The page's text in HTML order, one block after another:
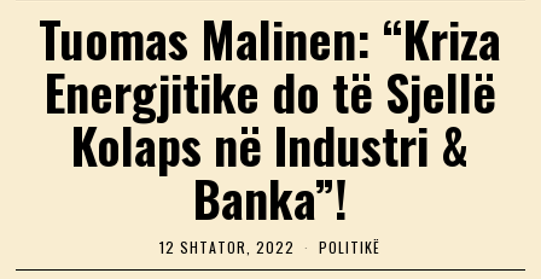
Tuomas Malinen: “Kriza
Energjitike do të Sjellë
Kolaps në Industri &
Banka”!
12 SHTATOR, 2022
2
POLITIKË